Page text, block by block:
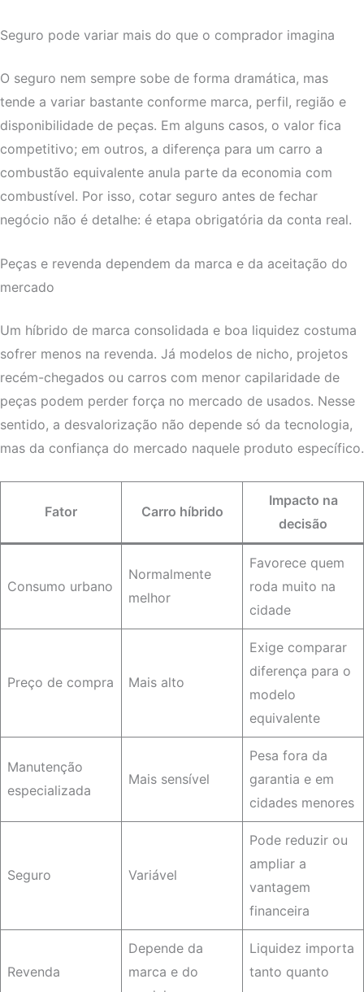
Seguro pode variar mais do que o comprador imagina
O seguro nem sempre sobe de forma dramática, mas
tende a variar bastante conforme marca, perfil, região e
disponibilidade de peças. Em alguns casos, o valor fica
competitivo; em outros, a diferença para um carro a
combustão equivalente anula parte da economia com
combustível. Por isso, cotar seguro antes de fechar
negócio não é detalhe: é etapa obrigatória da conta real.
Peças e revenda dependem da marca e da aceitação do
mercado
Um híbrido de marca consolidada e boa liquidez costuma
sofrer menos na revenda. Já modelos de nicho, projetos
recém-chegados ou carros com menor capilaridade de
peças podem perder força no mercado de usados. Nesse
sentido, a desvalorização não depende só da tecnologia,
mas da confiança do mercado naquele produto específico.
Fator Carro híbrido
Impacto na
decisão
Consumo urbano
Normalmente
melhor
Favorece quem
roda muito na
cidade
Preço de compra Mais alto
Exige comparar
diferença para o
modelo
equivalente
Manutenção
especializada
Mais sensível
Pesa fora da
garantia e em
cidades menores
Seguro Variável
Pode reduzir ou
ampliar a
vantagem
financeira
Revenda
Depende da
marca e do
Liquidez importa
tanto quanto